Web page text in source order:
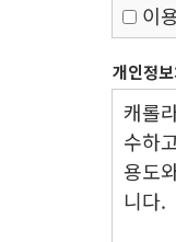
이 약
①"서
관없
②"회
"회사
③"아
인하
이
개인정
캐롤
수하
용도
니다.